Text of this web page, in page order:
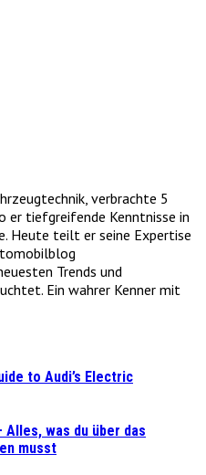
verbrachte 5
er tiefgreifende Kenntnisse in
Heute teilt er seine Expertise
Trends und
Ein wahrer Kenner mit
to Audi’s Electric
was du über das
musst